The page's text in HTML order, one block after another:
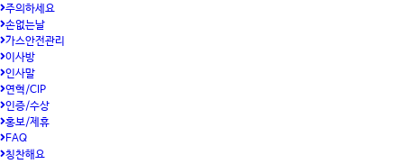
주의하세요
손없는날
가스안전관리
이사방
인사말
연혁/CIP
인증/수상
홍보/제휴
FAQ
칭찬해요